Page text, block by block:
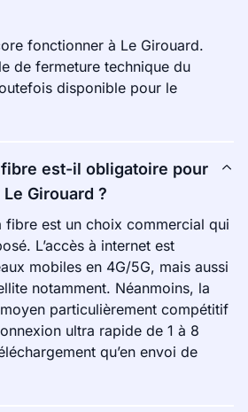
fonctionner à Le Girouard.
de fermeture technique du
disponible pour le
fibre est-il obligatoire pour
Girouard ?
fibre est un choix commercial qui
L’accès à internet est
mobiles en 4G/5G, mais aussi
notamment. Néanmoins, la
particulièrement compétitif
ultra rapide de 1 à 8
qu’en envoi de